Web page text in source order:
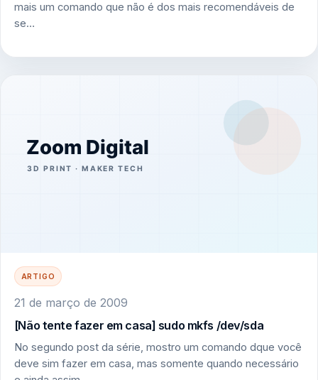
mais um comando que não é dos mais recomendáveis de
se…
ARTIGO
21 de março de 2009
[Não tente fazer em casa] sudo mkfs /dev/sda
No segundo post da série, mostro um comando dque você
deve sim fazer em casa, mas somente quando necessário